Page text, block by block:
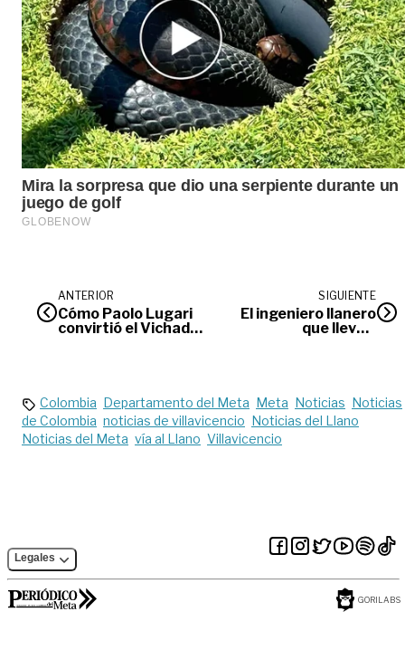
ANTERIOR
Cómo Paolo Lugari
convirtió el Vichada
SIGUIENTE
El ingeniero llanero
que llevó a
Colombia Departamento del Meta Meta Noticias Noticias
de Colombia noticias de villavicencio Noticias del Llano
Noticias del Meta vía al Llano Villavicencio
Legales
GORILABS